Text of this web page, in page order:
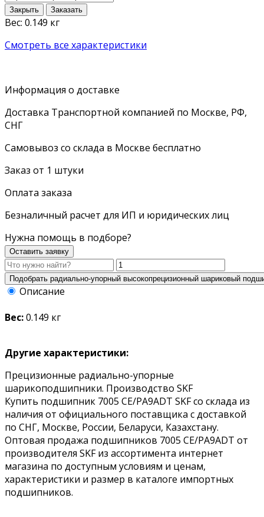
Закрыть Заказать
Вес: 0.149 кг
Смотреть все характеристики
Информация о доставке
Доставка Транспортной компанией по Москве, РФ,
СНГ
Самовывоз со склада в Москве бесплатно
Заказ от 1 штуки
Оплата заказа
Безналичный расчет для ИП и юридических лиц
Нужна помощь в подборе?
Оставить заявку
Описание
Вес:0.149 кг
Другие характеристики:
Прецизионные радиально-упорные
шарикоподшипники. Производство SKF
Купить подшипник 7005 CE/PA9ADT SKF со склада из
наличия от официального поставщика с доставкой
по СНГ, Москве, России, Беларуси, Казахстану.
Оптовая продажа подшипников 7005 CE/PA9ADT от
производителя SKF из ассортимента интернет
магазина по доступным условиям и ценам,
характеристики и размер в каталоге импортных
подшипников.